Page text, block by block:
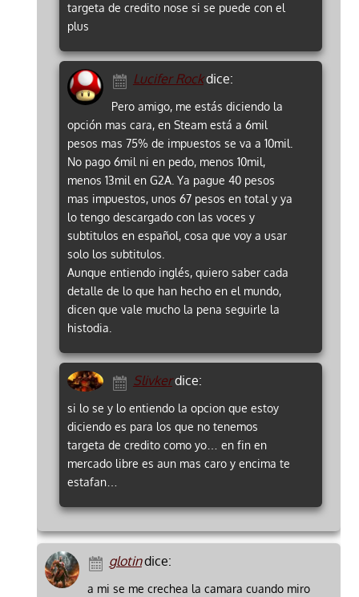
targeta de credito nose si se puede con el
plus
Lucifer Rockdice:
Pero amigo, me estás diciendo la
opción mas cara, en Steam está a 6mil
pesos mas 75% de impuestos se va a 10mil.
No pago 6mil ni en pedo, menos 10mil,
menos 13mil en G2A. Ya pague 40 pesos
mas impuestos, unos 67 pesos en total y ya
lo tengo descargado con las voces y
subtitulos en español, cosa que voy a usar
solo los subtitulos.
Aunque entiendo inglés, quiero saber cada
detalle de lo que han hecho en el mundo,
dicen que vale mucho la pena seguirle la
histodia.
Slivkerdice:
si lo se y lo entiendo la opcion que estoy
diciendo es para los que no tenemos
targeta de credito como yo… en fin en
mercado libre es aun mas caro y encima te
estafan…
glotindice:
a mi se me crechea la camara cuando miro